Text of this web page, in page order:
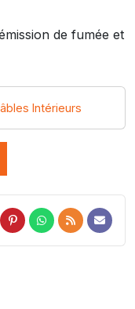
de fumée et
Intérieurs